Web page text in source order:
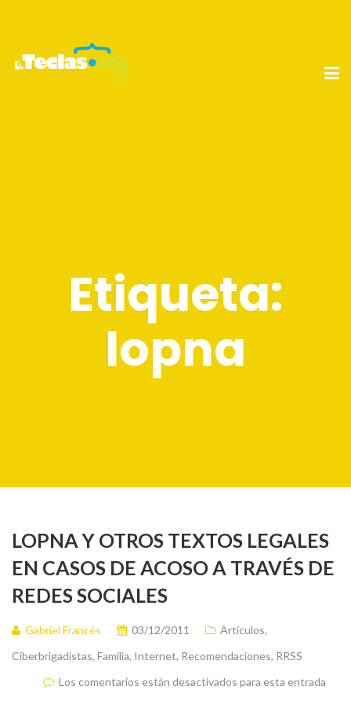
Etiqueta:
lopna
LOPNA Y OTROS TEXTOS LEGALES
EN CASOS DE ACOSO A TRAVÉS DE
REDES SOCIALES
Gabriel Francés 03/12/2011 Artículos,
Ciberbrigadistas, Familia, Internet, Recomendaciones, RRSS
Los comentarios están desactivados para esta entrada